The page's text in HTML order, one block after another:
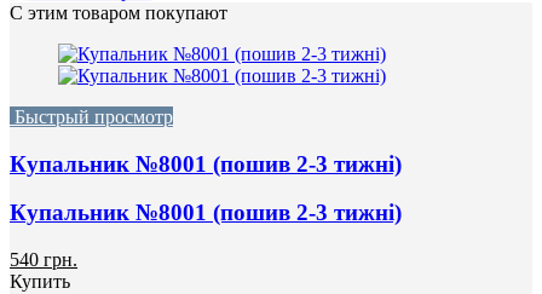
С этим товаром покупают
Быстрый просмотр
Купальник №8001 (пошив 2-3 тижні)
Купальник №8001 (пошив 2-3 тижні)
540 грн.
Купить